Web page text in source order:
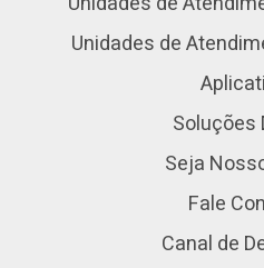
Unidades de
Soluções
Seja
Fale
Canal de